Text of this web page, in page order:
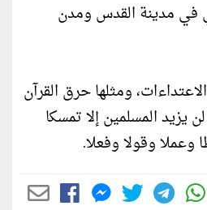
في مدينة القدس ومدن
ومثلها حرق القرآن
يزيد المسلمين إلا تمسكا
وعملا وقولا وفعلا.